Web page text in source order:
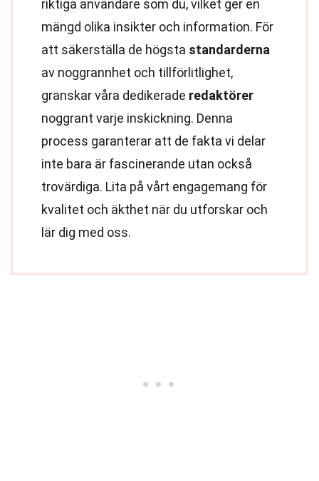
riktiga användare som du, vilket ger en
mängd olika insikter och information. För
att säkerställa de högsta standarderna
av noggrannhet och tillförlitlighet,
granskar våra dedikerade redaktörer
noggrant varje inskickning. Denna
process garanterar att de fakta vi delar
inte bara är fascinerande utan också
trovärdiga. Lita på vårt engagemang för
kvalitet och äkthet när du utforskar och
lär dig med oss.